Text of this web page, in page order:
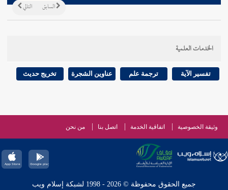
التالي السابق
الخدمات العلمية
تفسير الآية ترجمة علم عناوين الشجرة تخريج حديث
وثيقة الخصوصية اتفاقية الخدمة اتصل بنا من نحن
جميع الحقوق محفوظة © 2026 - 1998 لشبكة إسلام ويب